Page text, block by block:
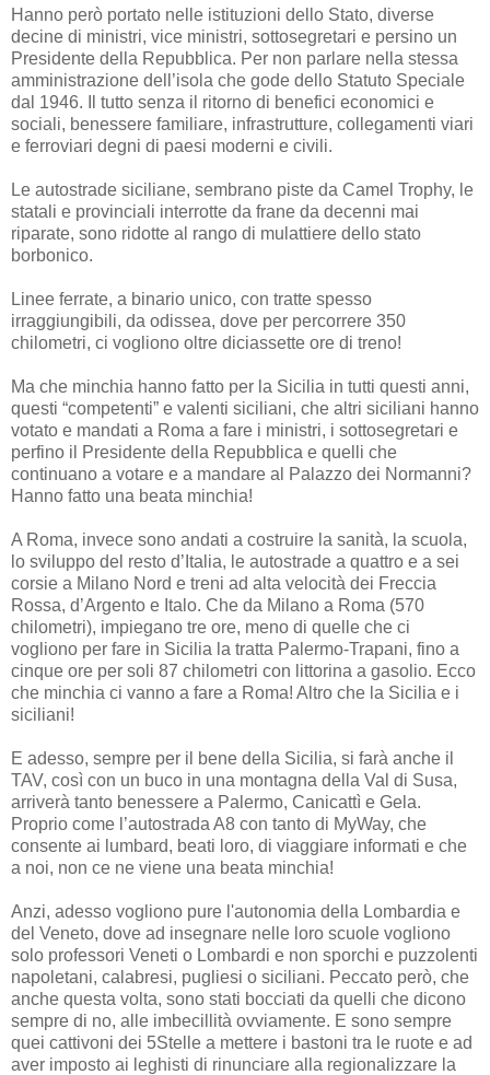
Hanno però portato nelle istituzioni dello Stato, diverse
decine di ministri, vice ministri, sottosegretari e persino un
Presidente della Repubblica. Per non parlare nella stessa
amministrazione dell’isola che gode dello Statuto Speciale
dal 1946. Il tutto senza il ritorno di benefici economici e
sociali, benessere familiare, infrastrutture, collegamenti viari
e ferroviari degni di paesi moderni e civili.
Le autostrade siciliane, sembrano piste da Camel Trophy, le
statali e provinciali interrotte da frane da decenni mai
riparate, sono ridotte al rango di mulattiere dello stato
borbonico.
Linee ferrate, a binario unico, con tratte spesso
irraggiungibili, da odissea, dove per percorrere 350
chilometri, ci vogliono oltre diciassette ore di treno!
Ma che minchia hanno fatto per la Sicilia in tutti questi anni,
questi “competenti” e valenti siciliani, che altri siciliani hanno
votato e mandati a Roma a fare i ministri, i sottosegretari e
perfino il Presidente della Repubblica e quelli che
continuano a votare e a mandare al Palazzo dei Normanni?
Hanno fatto una beata minchia!
A Roma, invece sono andati a costruire la sanità, la scuola,
lo sviluppo del resto d’Italia, le autostrade a quattro e a sei
corsie a Milano Nord e treni ad alta velocità dei Freccia
Rossa, d’Argento e Italo. Che da Milano a Roma (570
chilometri), impiegano tre ore, meno di quelle che ci
vogliono per fare in Sicilia la tratta Palermo-Trapani, fino a
cinque ore per soli 87 chilometri con littorina a gasolio. Ecco
che minchia ci vanno a fare a Roma! Altro che la Sicilia e i
siciliani!
E adesso, sempre per il bene della Sicilia, si farà anche il
TAV, così con un buco in una montagna della Val di Susa,
arriverà tanto benessere a Palermo, Canicattì e Gela.
Proprio come l’autostrada A8 con tanto di MyWay, che
consente ai lumbard, beati loro, di viaggiare informati e che
a noi, non ce ne viene una beata minchia!
Anzi, adesso vogliono pure l'autonomia della Lombardia e
del Veneto, dove ad insegnare nelle loro scuole vogliono
solo professori Veneti o Lombardi e non sporchi e puzzolenti
napoletani, calabresi, pugliesi o siciliani. Peccato però, che
anche questa volta, sono stati bocciati da quelli che dicono
sempre di no, alle imbecillità ovviamente. E sono sempre
quei cattivoni dei 5Stelle a mettere i bastoni tra le ruote e ad
aver imposto ai leghisti di rinunciare alla regionalizzare la